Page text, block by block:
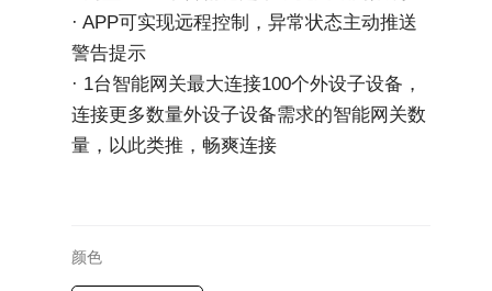
· APP可实现远程控制，异常状态主动推送
警告提示
· 1台智能网关最大连接100个外设子设备，
连接更多数量外设子设备需求的智能网关数
量，以此类推，畅爽连接
颜色